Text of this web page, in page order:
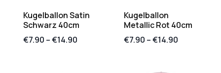
Kugelballon Satin
Schwarz 40cm
€7.90 –€14.90
Kugelballon
Metallic Rot 40cm
€7.90 –€14.90